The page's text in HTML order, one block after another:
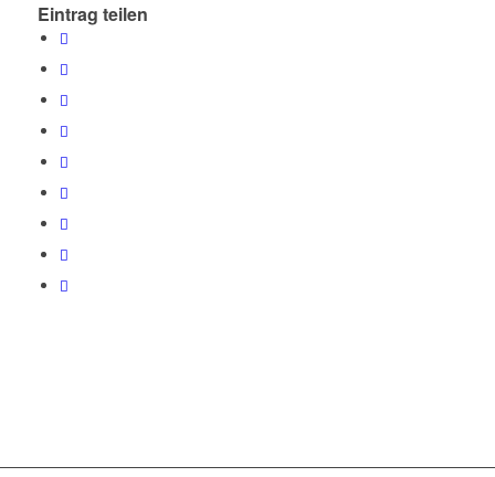
Eintrag teilen